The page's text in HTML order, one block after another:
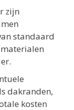
zijn
standaard
dakranden,
kosten